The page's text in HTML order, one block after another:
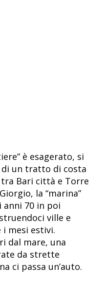
è esagerato, si
di un tratto di costa
Bari città e Torre
la “marina”
anni 70 in poi
ville e
mesi estivi.
dal mare, una
da strette
ci passa un’auto.